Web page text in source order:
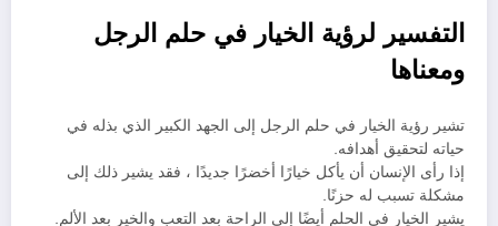
التفسير لرؤية الخيار في حلم الرجل
ومعناها
تشير رؤية الخيار في حلم الرجل إلى الجهد الكبير الذي بذله في
حياته لتحقيق أهدافه.
إذا رأى الإنسان أن يأكل خيارًا أخضرًا جديدًا ، فقد يشير ذلك إلى
مشكلة تسبب له حزنًا.
يشير الخيار في الحلم أيضًا إلى الراحة بعد التعب والخير بعد الألم.